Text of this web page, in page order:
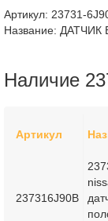
Артикул: 23731-
Название:
Наличие
Артикул
237316J90B